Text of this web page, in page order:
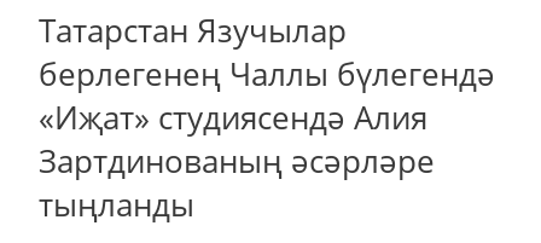
Татарстан Язучылар
берлегенең Чаллы бүлегендә
«Иҗат» студиясендә Алия
Зартдинованың әсәрләре
тыңланды